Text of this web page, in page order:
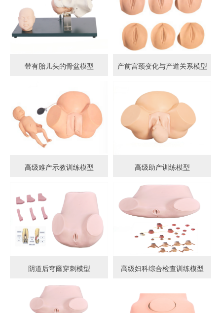
带有胎儿头的骨盆模型 产前宫颈变化与产道关系模型
高级难产示教训练模型 高级助产训练模型
阴道后穹窿穿刺模型 高级妇科综合检查训练模型